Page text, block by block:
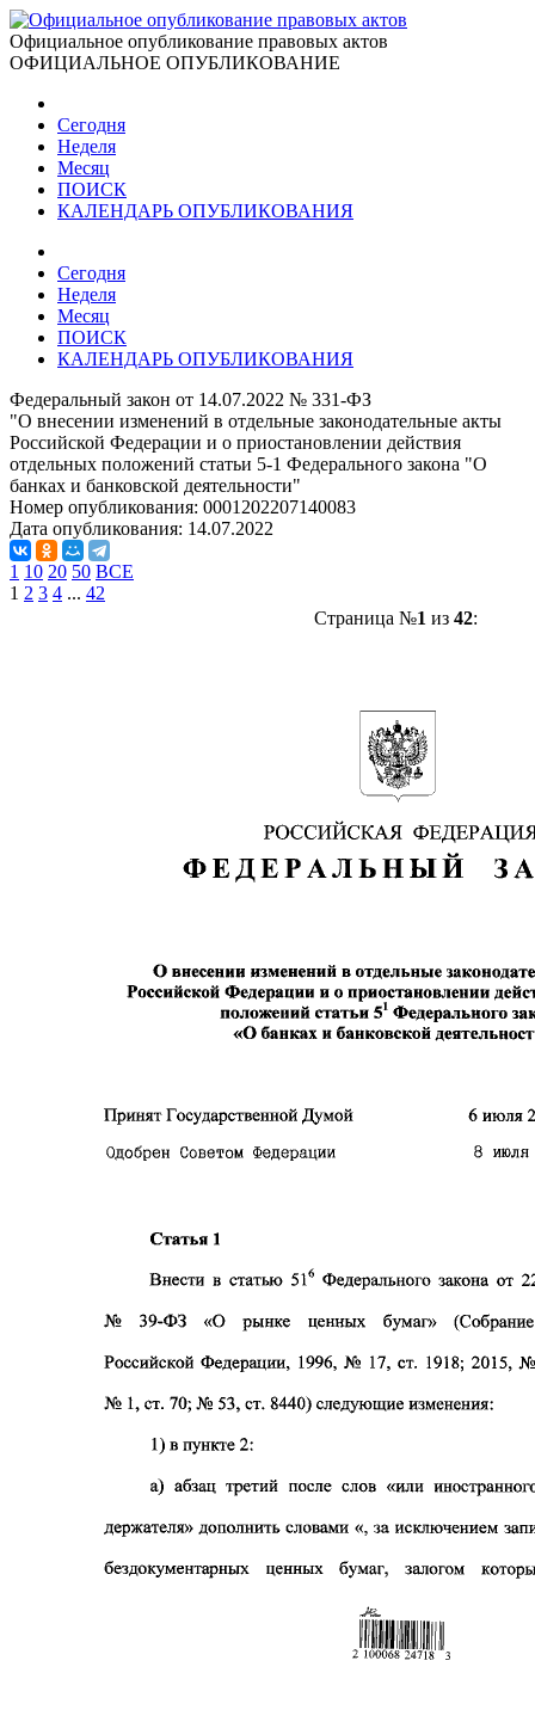
Официальное опубликование правовых актов
ОФИЦИАЛЬНОЕ ОПУБЛИКОВАНИЕ
Сегодня
Неделя
Месяц
ПОИСК
КАЛЕНДАРЬ ОПУБЛИКОВАНИЯ
Сегодня
Неделя
Месяц
ПОИСК
КАЛЕНДАРЬ ОПУБЛИКОВАНИЯ
Федеральный закон от 14.07.2022 № 331-ФЗ
"О внесении изменений в отдельные законодательные акты
Российской Федерации и о приостановлении действия
отдельных положений статьи 5-1 Федерального закона "О
банках и банковской деятельности"
Номер опубликования: 0001202207140083
Дата опубликования: 14.07.2022
1 10 20 50 ВСЕ
1 2 3 4 ... 42
Страница №1 из 42: